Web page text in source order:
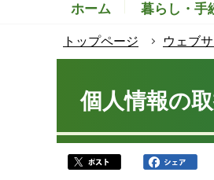
ホーム 暮らし・手
トップページ ウェブ
個人情報の